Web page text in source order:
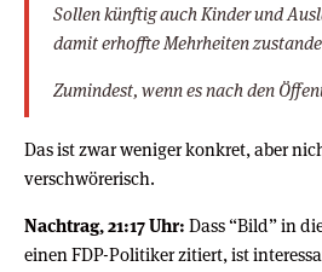
Sollen künftig auch Kinder und
damit erhoffte Mehrheiten
Zumindest, wenn es nach den
Das ist zwar weniger konkret, aber
verschwörerisch.
Nachtrag, 21:17 Uhr: Dass “Bild” in
einen FDP-Politiker zitiert, ist